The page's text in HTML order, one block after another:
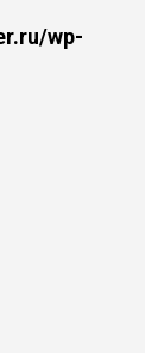
wp-